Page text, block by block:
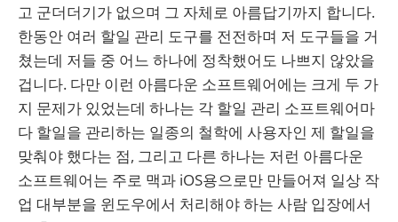
고 군더더기가 없으며 그 자체로 아름답기까지 합니다.
한동안 여러 할일 관리 도구를 전전하며 저 도구들을 거
쳤는데 저들 중 어느 하나에 정착했어도 나쁘지 않았을
겁니다. 다만 이런 아름다운 소프트웨어에는 크게 두 가
지 문제가 있었는데 하나는 각 할일 관리 소프트웨어마
다 할일을 관리하는 일종의 철학에 사용자인 제 할일을
맞춰야 했다는 점, 그리고 다른 하나는 저런 아름다운
소프트웨어는 주로 맥과 iOS용으로만 만들어져 일상 작
업 대부분을 윈도우에서 처리해야 하는 사람 입장에서